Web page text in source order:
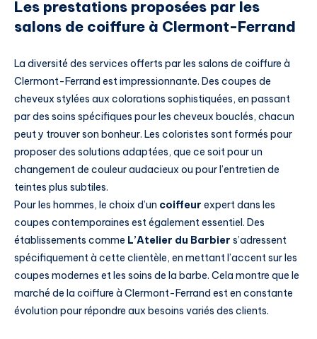
Les prestations proposées par les
salons de coiffure à Clermont-Ferrand
La diversité des services offerts par les salons de coiffure à
Clermont-Ferrand est impressionnante. Des coupes de
cheveux stylées aux colorations sophistiquées, en passant
par des soins spécifiques pour les cheveux bouclés, chacun
peut y trouver son bonheur. Les coloristes sont formés pour
proposer des solutions adaptées, que ce soit pour un
changement de couleur audacieux ou pour l’entretien de
teintes plus subtiles.
Pour les hommes, le choix d’un coiffeur expert dans les
coupes contemporaines est également essentiel. Des
établissements comme L’Atelier du Barbier s’adressent
spécifiquement à cette clientèle, en mettant l’accent sur les
coupes modernes et les soins de la barbe. Cela montre que le
marché de la coiffure à Clermont-Ferrand est en constante
évolution pour répondre aux besoins variés des clients.